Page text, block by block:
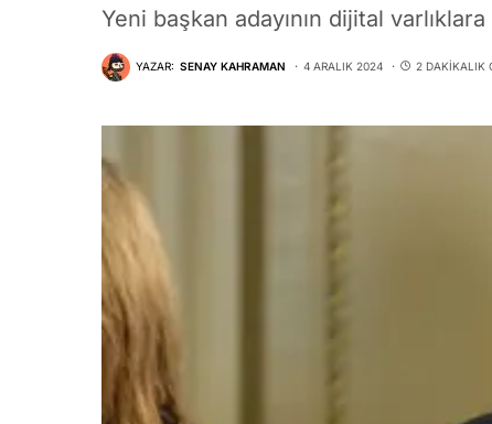
Yeni başkan adayının dijital varlıklara
YAZAR: SENAY KAHRAMAN 4 ARALIK 2024 2 DAKIKALIK